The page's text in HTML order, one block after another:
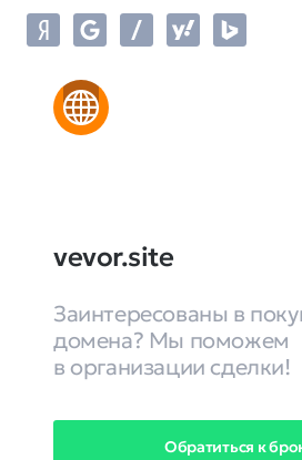
vevor.site
Заинтересованы в
домена? Мы поможем
в организации сделки!
Обратиться к